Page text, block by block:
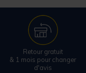
Retour gratuit
& 1 mois pour changer
d'avis